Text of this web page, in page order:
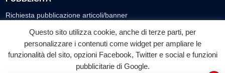
Richiesta pubblicazione articoli/banner
SEGUICI SUI SOCIAL
f
Facebook
◎ ▶
YouTube
Questo sito utilizza cookie, anche di terze parti, per
personalizzare i contenuti come widget per ampliare le
funzionalità del sito, opzioni Facebook, Twitter e social e funzioni
pubblicitarie di Google.